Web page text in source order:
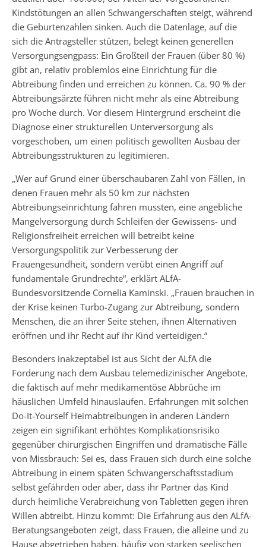
Kindstötungen an allen Schwangerschaften steigt, während
die Geburtenzahlen sinken. Auch die Datenlage, auf die
sich die Antragsteller stützen, belegt keinen generellen
Versorgungsengpass: Ein Großteil der Frauen (über 80 %)
gibt an, relativ problemlos eine Einrichtung für die
Abtreibung finden und erreichen zu können. Ca. 90 % der
Abtreibungsärzte führen nicht mehr als eine Abtreibung
pro Woche durch. Vor diesem Hintergrund erscheint die
Diagnose einer strukturellen Unterversorgung als
vorgeschoben, um einen politisch gewollten Ausbau der
Abtreibungsstrukturen zu legitimieren.
„Wer auf Grund einer überschaubaren Zahl von Fällen, in
denen Frauen mehr als 50 km zur nächsten
Abtreibungseinrichtung fahren mussten, eine angebliche
Mangelversorgung durch Schleifen der Gewissens- und
Religionsfreiheit erreichen will betreibt keine
Versorgungspolitik zur Verbesserung der
Frauengesundheit, sondern verübt einen Angriff auf
fundamentale Grundrechte“, erklärt ALfA-
Bundesvorsitzende Cornelia Kaminski. „Frauen brauchen in
der Krise keinen Turbo-Zugang zur Abtreibung, sondern
Menschen, die an ihrer Seite stehen, ihnen Alternativen
eröffnen und ihr Recht auf ihr Kind verteidigen.“
Besonders inakzeptabel ist aus Sicht der ALfA die
Forderung nach dem Ausbau telemedizinischer Angebote,
die faktisch auf mehr medikamentöse Abbrüche im
häuslichen Umfeld hinauslaufen. Erfahrungen mit solchen
Do-It-Yourself Heimabtreibungen in anderen Ländern
zeigen ein signifikant erhöhtes Komplikationsrisiko
gegenüber chirurgischen Eingriffen und dramatische Fälle
von Missbrauch: Sei es, dass Frauen sich durch eine solche
Abtreibung in einem späten Schwangerschaftsstadium
selbst gefährden oder aber, dass ihr Partner das Kind
durch heimliche Verabreichung von Tabletten gegen ihren
Willen abtreibt. Hinzu kommt: Die Erfahrung aus den ALfA-
Beratungsangeboten zeigt, dass Frauen, die alleine und zu
Hause abgetrieben haben, häufig von starken seelischen